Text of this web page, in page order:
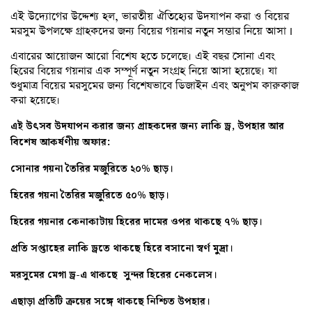
এই উদ্যোগের উদ্দেশ্য হল, ভারতীয় ঐতিহ্যের উদযাপন করা ও বিয়ের
মরসুম উপলক্ষে গ্রাহকদের জন্য বিয়ের গয়নার নতুন সম্ভার নিয়ে আসা I
এবারের আয়োজন আরো বিশেষ হতে চলেছে। এই বছর সোনা এবং
হিরের বিয়ের গয়নার এক সম্পূর্ণ নতুন সংগ্রহ নিয়ে আসা হয়েছে। যা
শুধুমাত্র বিয়ের মরসুমের জন্য বিশেষভাবে ডিজাইন এবং অনুপম কারুকাজ
করা হয়েছে।
এই উৎসব উদযাপন করার জন্য গ্রাহকদের জন্য লাকি ড্র, উপহার আর
বিশেষ আকর্ষণীয় অফার:
সোনার গয়না তৈরির মজুরিতে ২০% ছাড়।
হিরের গয়না তৈরির মজুরিতে ৫০% ছাড়।
হিরের গয়নার কেনাকাটায় হিরের দামের ওপর থাকছে ৭% ছাড়।
প্রতি সপ্তাহের লাকি ড্রতে থাকছে হিরে বসানো স্বর্ণ মুদ্রা।
মরসুমের মেগা ড্র-এ থাকছে সুন্দর হিরের নেকলেস।
এছাড়া প্রতিটি ক্রয়ের সঙ্গে থাকছে নিশ্চিত উপহার।